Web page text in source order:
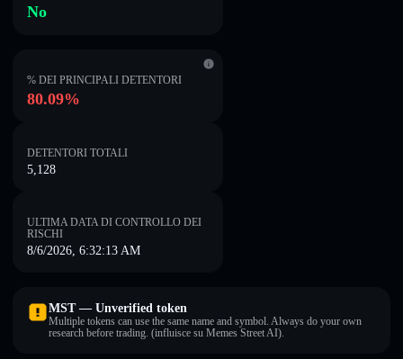
No
% DEI PRINCIPALI DETENTORI
80.09%
DETENTORI TOTALI
5,128
ULTIMA DATA DI CONTROLLO DEI
RISCHI
8/6/2026, 6:32:13 AM
MST — Unverified token
Multiple tokens can use the same name and symbol. Always do your own
research before trading. (influisce su Memes Street AI).